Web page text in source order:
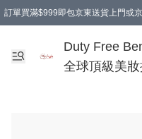
訂單買滿$999即包京東送貨上門或
Duty Free
全球頂級美